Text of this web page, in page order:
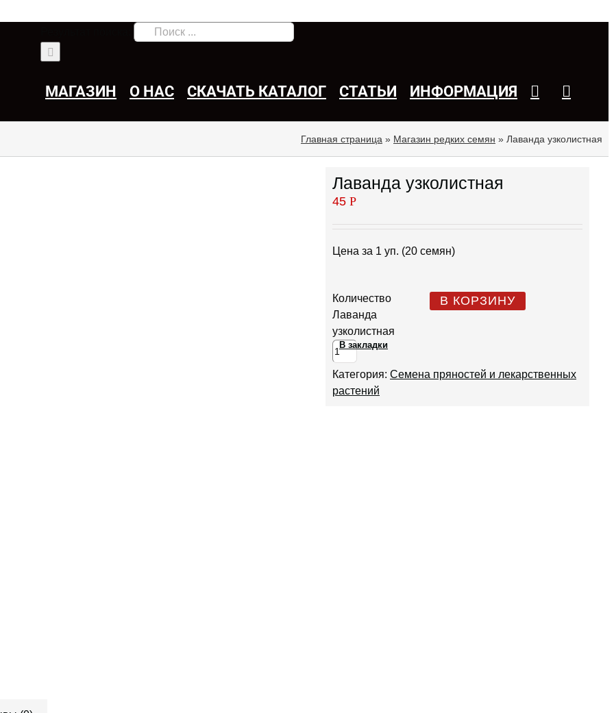
МАГАЗИН О НАС СКАЧАТЬ КАТАЛОГ СТАТЬИ ИНФОРМАЦИЯ
Главная страница » Магазин редких семян » Лаванда узколистная
Лаванда узколистная
45Р
Цена за 1 уп. (20 семян)
Количество
Лаванда
узколистная
В КОРЗИНУ
В закладки
Категория:Семена пряностей и лекарственных
растений